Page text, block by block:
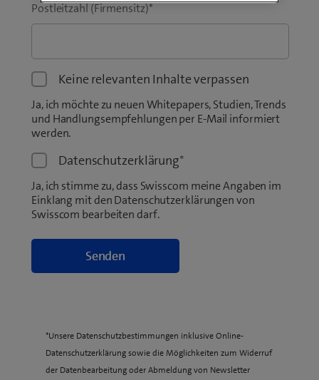
Postleitzahl (Firmensitz)*
Keine relevanten Inhalte verpassen
Ja, ich möchte zu neuen Whitepapers, Studien, Trends
und Handlungsempfehlungen per E-Mail informiert
werden.
Datenschutzerklärung*
Ja, ich stimme zu, dass Swisscom meine Angaben im
Einklang mit den Datenschutzerklärungen von
Swisscom bearbeiten darf.
*Unsere Datenschutzbestimmungen inklusive Online-
Datenschutzerklärung sowie die Möglichkeiten zum Widerruf
der Datenbearbeitung oder Abmeldung von Newsletter